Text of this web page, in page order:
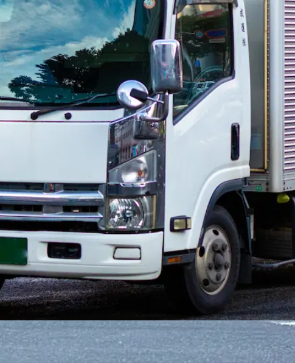
のみ夏季休暇週休2日
探す
川内市日置市曽於市霧島市いちき串木野市南さつま市志布志市奄
中種子町 熊毛郡屋久島町 大島郡瀬戸内町 大島郡徳之島町